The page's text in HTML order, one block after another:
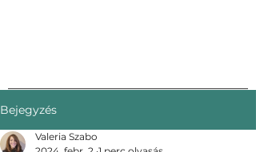
Bejegyzés
Valeria Szabo